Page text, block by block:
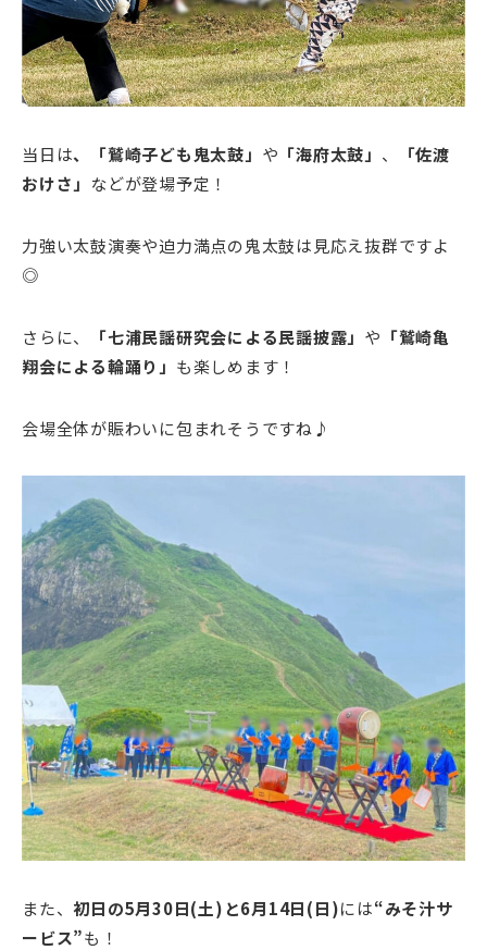
当日は、「鷲崎子ども鬼太鼓」 や 「海府太鼓」 、
「佐渡
おけさ」 などが登場予定！
力強い太鼓演奏や迫力満点の鬼太鼓は見応え抜群ですよ
◎
さらに、 「七浦民謡研究会による民謡披露」 や 「鷲崎亀
翔会による輪踊り」 も楽しめます！
会場全体が賑わいに包まれそうですね♪
また、 初日の5月30日(土)と6月14日(日)には“みそ汁サ
ービス”も！